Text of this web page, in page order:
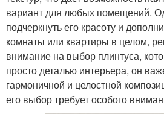
вариант для любых помещений.
подчеркнуть его красоту и
комнаты или квартиры в целом,
внимание на выбор плинтуса,
просто деталью интерьера, он
гармоничной и целостной
его выбор требует особого